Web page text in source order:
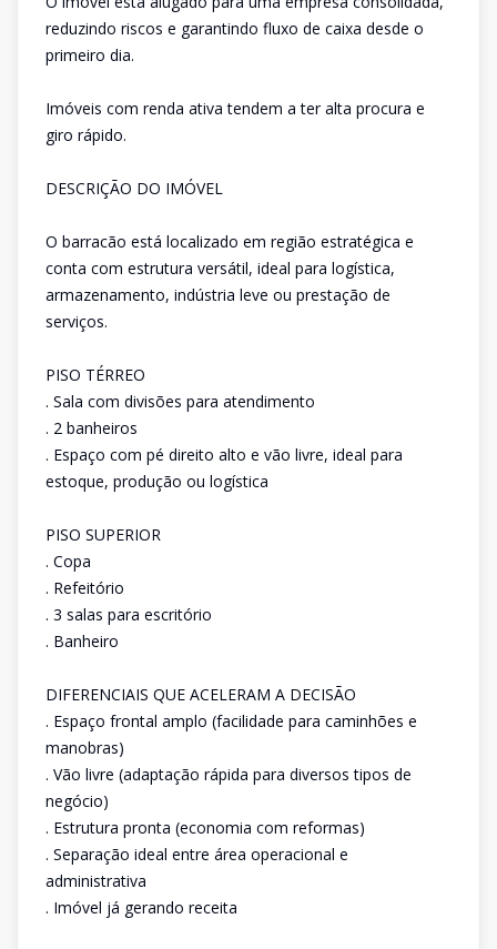
reduzindo riscos e garantindo fluxo de caixa desde o
primeiro dia.
Imóveis com renda ativa tendem a ter alta procura e
giro rápido.
DESCRIÇÃO DO IMÓVEL
O barracão está localizado em região estratégica e
conta com estrutura versátil, ideal para logística,
armazenamento, indústria leve ou prestação de
serviços.
PISO TÉRREO
. Sala com divisões para atendimento
. 2 banheiros
. Espaço com pé direito alto e vão livre, ideal para
estoque, produção ou logística
PISO SUPERIOR
. Copa
. Refeitório
. 3 salas para escritório
. Banheiro
DIFERENCIAIS QUE ACELERAM A DECISÃO
. Espaço frontal amplo (facilidade para caminhões e
manobras)
. Vão livre (adaptação rápida para diversos tipos de
negócio)
. Estrutura pronta (economia com reformas)
. Separação ideal entre área operacional e
administrativa
. Imóvel já gerando receita